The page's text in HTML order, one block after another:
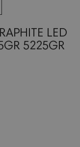
LED
5225GR